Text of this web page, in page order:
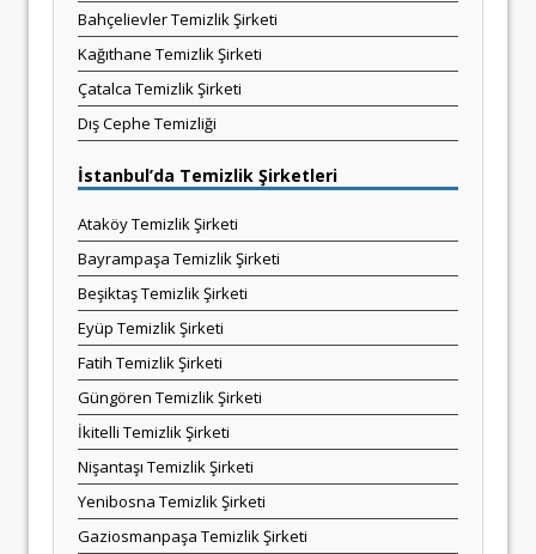
Bahçelievler Temizlik Şirketi
Kağıthane Temizlik Şirketi
Çatalca Temizlik Şirketi
Dış Cephe Temizliği
İstanbul’da Temizlik Şirketleri
Ataköy Temizlik Şirketi
Bayrampaşa Temizlik Şirketi
Beşiktaş Temizlik Şirketi
Eyüp Temizlik Şirketi
Fatih Temizlik Şirketi
Güngören Temizlik Şirketi
İkitelli Temizlik Şirketi
Nişantaşı Temizlik Şirketi
Yenibosna Temizlik Şirketi
Gaziosmanpaşa Temizlik Şirketi